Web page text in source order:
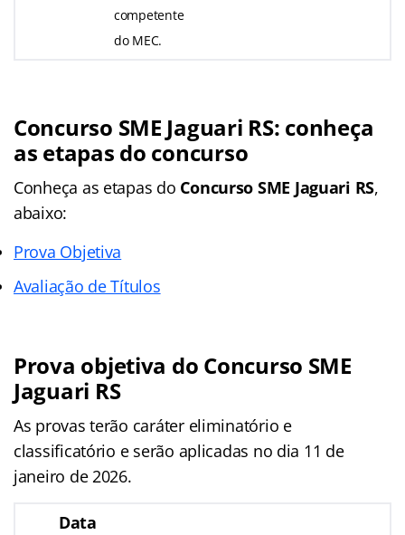
competente
do MEC.
Concurso SME Jaguari RS: conheça
as etapas do concurso
Conheça as etapas do Concurso SME Jaguari RS,
abaixo:
Prova Objetiva
Avaliação de Títulos
Prova objetiva do Concurso SME
Jaguari RS
As provas terão caráter eliminatório e
classificatório e serão aplicadas no dia 11 de
janeiro de 2026.
Data